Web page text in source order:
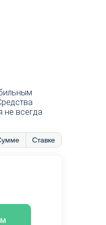
не всегда
Ставке